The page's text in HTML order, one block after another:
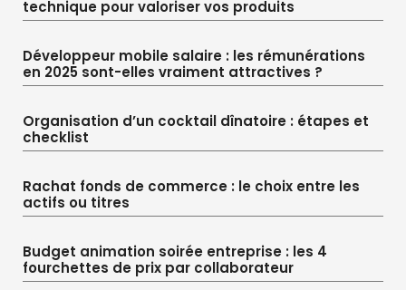
technique pour valoriser vos produits
Développeur mobile salaire : les rémunérations
en 2025 sont-elles vraiment attractives ?
Organisation d’un cocktail dînatoire : étapes et
checklist
Rachat fonds de commerce : le choix entre les
actifs ou titres
Budget animation soirée entreprise : les 4
fourchettes de prix par collaborateur